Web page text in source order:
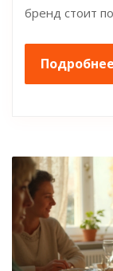
бренд стоит
Подробнее